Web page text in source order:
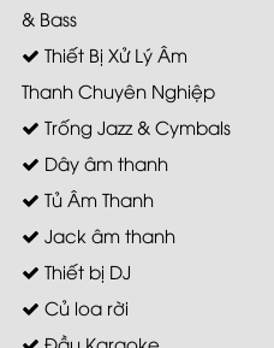
& Bass
Thiết Bị Xử Lý Âm
Thanh Chuyên Nghiệp
Trống Jazz & Cymbals
Dây âm thanh
Tủ Âm Thanh
Jack âm thanh
Thiết bị DJ
Củ loa rời
Đầu Karaoke